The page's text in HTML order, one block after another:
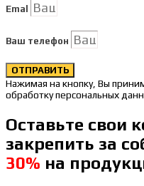
Emal
Ваш телефон
ОТПРАВИТЬ
Нажимая на кнопку, Вы
обработку персональных
Оставьте свои
закрепить за
30% на